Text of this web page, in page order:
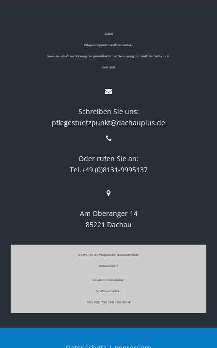
©2026
Pflegestützpunkt Landkreis Dachau
Genossenschaft zur Stärkung der gesundheitlichen Versorgung im Landkreis Dachau e.G.
GnR 2690
Schreiben Sie uns:
pflegestuetzpunkt@dachauplus.de
Oder rufen Sie an:
Tel.+49 (0)8131-9995137
Am Oberanger 14
85221 Dachau
Sie wollen die Projekte der Genossenschaft
unterstützen?
Unsere Kontonummer:
Sparkasse Dachau
IBAN DE86 7005 1540 0280 7950 48